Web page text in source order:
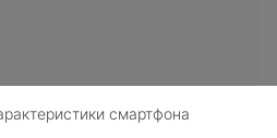
смартфона